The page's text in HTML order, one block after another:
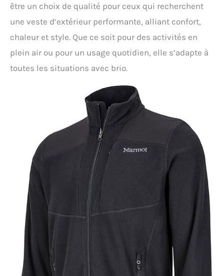
être un choix de qualité pour ceux qui recherchent
une veste d’extérieur performante, alliant confort,
chaleur et style. Que ce soit pour des activités en
plein air ou pour un usage quotidien, elle s’adapte à
toutes les situations avec brio.